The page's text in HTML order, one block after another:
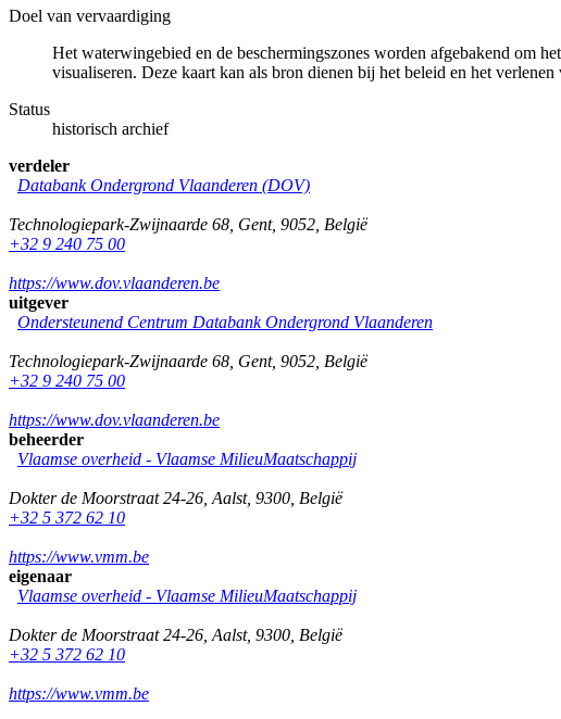
Doel van vervaardiging
Het waterwingebied en de beschermingszones worden afgebakend om
visualiseren. Deze kaart kan als bron dienen bij het beleid en het
Status
historisch archief
verdeler
Databank Ondergrond Vlaanderen (DOV)
Technologiepark-Zwijnaarde 68 Gent, 9052 België
+32 9 240 75 00
https://www.dov.vlaanderen.be
uitgever
Ondersteunend Centrum Databank Ondergrond Vlaanderen
Technologiepark-Zwijnaarde 68 Gent, 9052 België
+32 9 240 75 00
https://www.dov.vlaanderen.be
beheerder
Vlaamse overheid - Vlaamse MilieuMaatschappij
Dokter de Moorstraat 24-26 Aalst, 9300 België
+32 5 372 62 10
https://www.vmm.be
eigenaar
Vlaamse overheid - Vlaamse MilieuMaatschappij
Dokter de Moorstraat 24-26 Aalst, 9300 België
+32 5 372 62 10
https://www.vmm.be